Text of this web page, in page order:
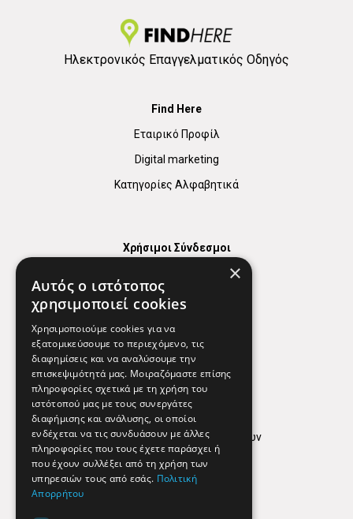
Ηλεκτρονικός Επαγγελματικός Οδηγός
Find Here
Εταιρικό Προφίλ
Digital marketing
Κατηγορίες Αλφαβητικά
Χρήσιμοι Σύνδεσμοι
Χρήσιμα Τηλέφωνα
Εφημερεύοντα Φαρμακεία
Απόρρητο
Όροι Χρήσης
Πολιτική προστασίας δεδομένων
Findhere
×
Αυτός ο ιστότοπος
χρησιμοποιεί cookies
Χρησιμοποιούμε cookies για να
εξατομικεύσουμε το περιεχόμενο, τις
διαφημίσεις και να αναλύσουμε την
επισκεψιμότητά μας. Μοιραζόμαστε επίσης
πληροφορίες σχετικά με τη χρήση του
ιστότοπού μας με τους συνεργάτες
διαφήμισης και ανάλυσης, οι οποίοι
ενδέχεται να τις συνδυάσουν με άλλες
πληροφορίες που τους έχετε παράσχει ή
που έχουν συλλέξει από τη χρήση των
υπηρεσιών τους από εσάς. Πολιτική
Απορρήτου